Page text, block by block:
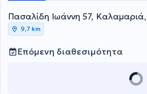
υπηρεσιών, εξατομικευμένες για
Πασαλίδη Ιωάννη 57,
9,7 km
Επόμενη διαθεσιμότητα